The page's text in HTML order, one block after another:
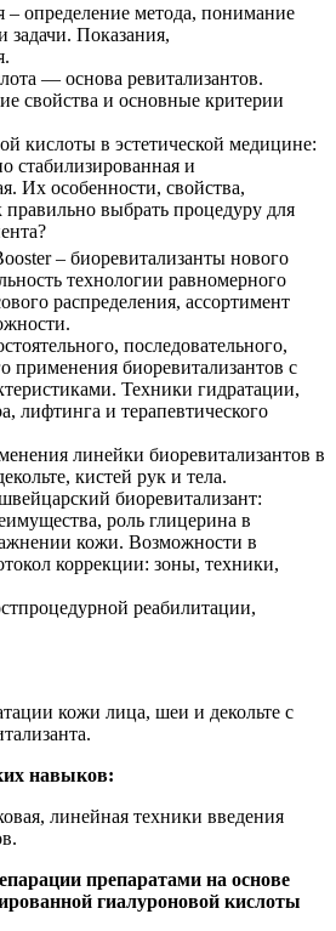
– определение метода, понимание
задачи. Показания,
— основа ревитализантов.
свойства и основные критерии
кислоты в эстетической медицине:
стабилизированная и
Их особенности, свойства,
выбрать процедуру для
– биоревитализанты нового
технологии равномерного
распределения, ассортимент
последовательного,
применения биоревитализантов с
Техники гидратации,
лифтинга и терапевтического
линейки биоревитализантов в
кистей рук и тела.
биоревитализант:
роль глицерина в
кожи. Возможности в
коррекции: зоны, техники,
реабилитации,
кожи лица, шеи и декольте с
навыков:
линейная техники введения
препаратами на основе
гиалуроновой кислоты